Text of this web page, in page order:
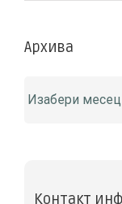
Архива
Контакт